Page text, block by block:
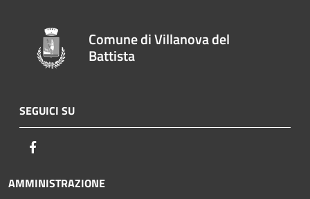
Comune di Villanova del
Battista
SEGUICI SU
AMMINISTRAZIONE